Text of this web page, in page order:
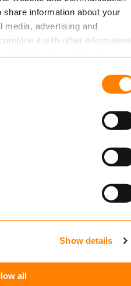
information about your
media, advertising and
it with other information
statement. Through the
you can determine which
change or withdraw
Show details
all
Zugriff
Daten mit
für
Transparenz